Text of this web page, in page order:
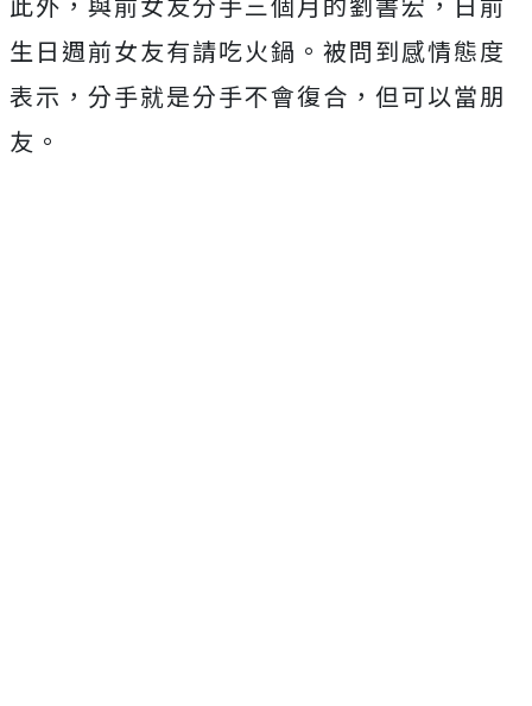
生日週前女友有請吃火鍋。被問到感情態度
表示，分手就是分手不會復合，但可以當朋
友。